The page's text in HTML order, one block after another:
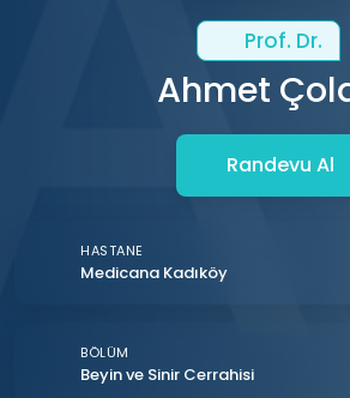
Prof. Dr.
Ahmet
Randevu Al
HASTANE
Medicana Kadıköy
BÖLÜM
Beyin ve Sinir Cerrahisi